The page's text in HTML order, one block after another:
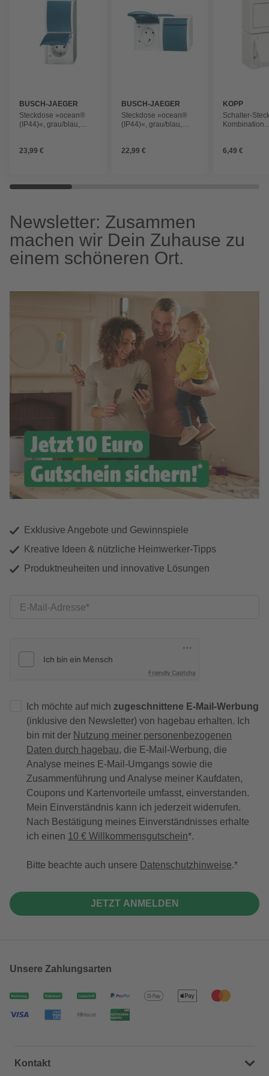
BUSCH-JAEGER
Steckdose »ocean®
(IP44)«, grau/blau,
23,99 €
BUSCH-JAEGER
Steckdose »ocean®
(IP44)«, grau/blau,
22,99 €
KOPP
Schalter-
Kombination
6,49 €
Newsletter: Zusammen
machen wir Dein Zuhause zu
einem schöneren Ort.
Exklusive Angebote und Gewinnspiele
Kreative Ideen & nützliche Heimwerker-Tipps
Produktneuheiten und innovative Lösungen
E-Mail-Adresse
Friendly Captcha
Ich möchte auf mich zugeschnittene E-Mail-Werbung
(inklusive den Newsletter) von hagebau erhalten. Ich
bin mit der Nutzung meiner personenbezogenen
Daten durch hagebau, die E-Mail-Werbung, die
Analyse meines E-Mail-Umgangs sowie die
Zusammenführung und Analyse meiner Kaufdaten,
Coupons und Kartenvorteile umfasst, einverstanden.
Mein Einverständnis kann ich jederzeit widerrufen.
Nach Bestätigung meines Einverständnisses erhalte
ich einen 10 € Willkommensgutschein*.
Bitte beachte auch unsere Datenschutzhinweise.
JETZT ANMELDEN
Unsere Zahlungsarten
Kontakt